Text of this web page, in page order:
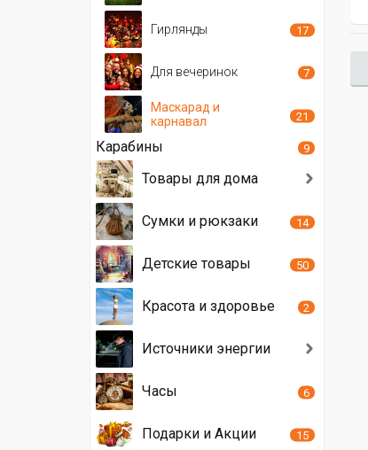
Гирлянды 17
Для вечеринок 7
Маскарад и
карнавал
21
Карабины 9
Товары для дома
Сумки и рюкзаки 14
Детские товары 50
Красота и здоровье 2
Источники энергии
Часы 6
Подарки и Акции 15